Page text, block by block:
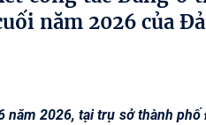
năm 2026 của
năm 2026, tại trụ sở thành